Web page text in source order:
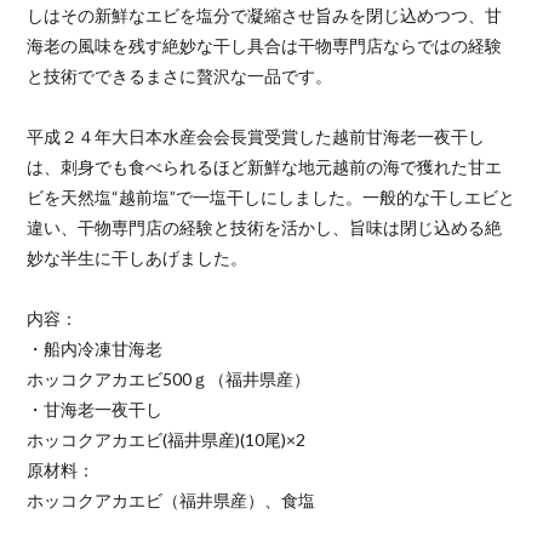
しはその新鮮なエビを塩分で凝縮させ旨みを閉じ込めつつ、甘
海老の風味を残す絶妙な干し具合は干物専門店ならではの経験
と技術でできるまさに贅沢な一品です。
平成２４年大日本水産会会長賞受賞した越前甘海老一夜干し
は、刺身でも食べられるほど新鮮な地元越前の海で獲れた甘エ
ビを天然塩“越前塩”で一塩干しにしました。一般的な干しエビと
違い、干物専門店の経験と技術を活かし、旨味は閉じ込める絶
妙な半生に干しあげました。
内容：
・船内冷凍甘海老
ホッコクアカエビ500ｇ（福井県産）
・甘海老一夜干し
ホッコクアカエビ(福井県産)(10尾)×2
原材料：
ホッコクアカエビ（福井県産）、食塩